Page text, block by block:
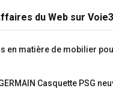
du Web sur
en matière de mobilier
Casquette PSG